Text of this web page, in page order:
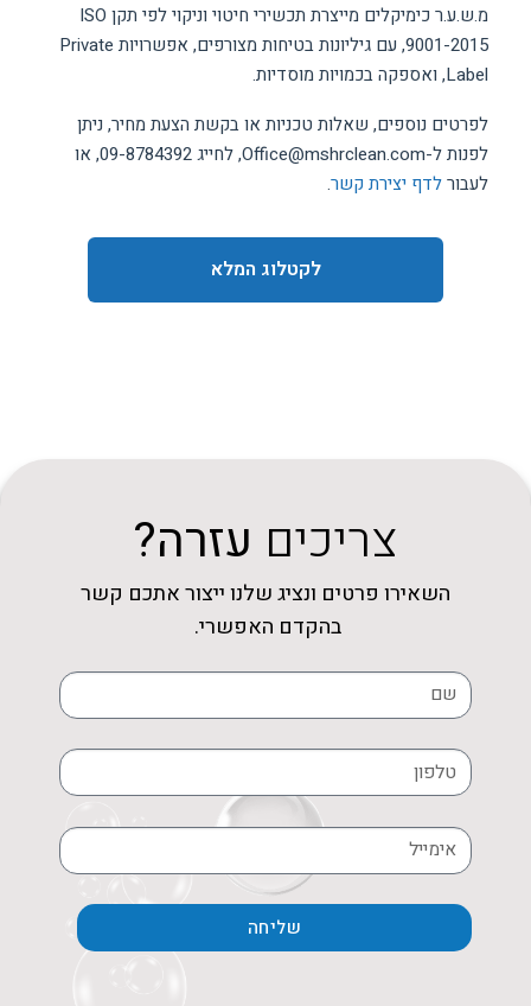
מ.ש.ע.ר כימיקלים מייצרת תכשירי חיטוי וניקוי לפי תקן ISO
9001-2015, עם גיליונות בטיחות מצורפים, אפשרויות Private
Label, ואספקה בכמויות מוסדיות.
לפרטים נוספים, שאלות טכניות או בקשת הצעת מחיר, ניתן
לפנות ל-Office@mshrclean.com, לחייג 09-8784392, או
לעבורלדף יצירת קשר.
לקטלוג המלא
צריכים עזרה?
השאירו פרטים ונציג שלנו ייצור אתכם קשר
בהקדם האפשרי.
שליחה